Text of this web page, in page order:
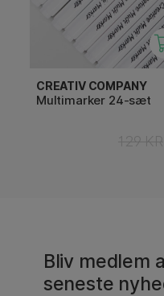
CREATIV COMPANY
Multimarker 24-sæt
Bliv medlem
seneste